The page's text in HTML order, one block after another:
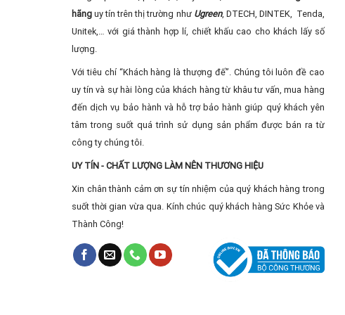
hãng uy tín trên thị trường như Ugreen, DTECH, DINTEK, Tenda,
Unitek,… với giá thành hợp lí, chiết khấu cao cho khách lấy số
lượng.
Với tiêu chí “Khách hàng là thượng đế”. Chúng tôi luôn đề cao
uy tín và sự hài lòng của khách hàng từ khâu tư vấn, mua hàng
đến dịch vụ bảo hành và hỗ trợ bảo hành giúp quý khách yên
tâm trong suốt quá trình sử dụng sản phẩm được bán ra từ
công ty chúng tôi.
UY TÍN - CHẤT LƯỢNG LÀM NÊN THƯƠNG HIỆU
Xin chân thành cảm ơn sự tín nhiệm của quý khách hàng trong
suốt thời gian vừa qua. Kính chúc quý khách hàng Sức Khỏe và
Thành Công!